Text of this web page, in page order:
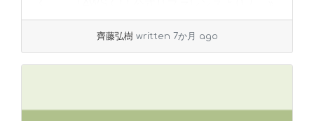
read more
齊藤弘樹 written 7か月 ago